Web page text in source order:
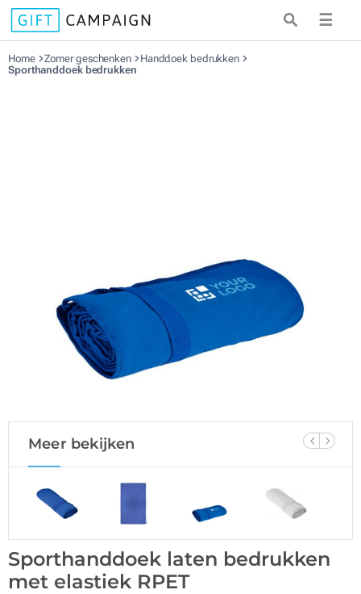
☰
Home Zomer geschenken
Handdoek bedrukken
Sporthanddoek bedrukken
Meer bekijken
Sporthanddoek laten bedrukken
met elastiek RPET